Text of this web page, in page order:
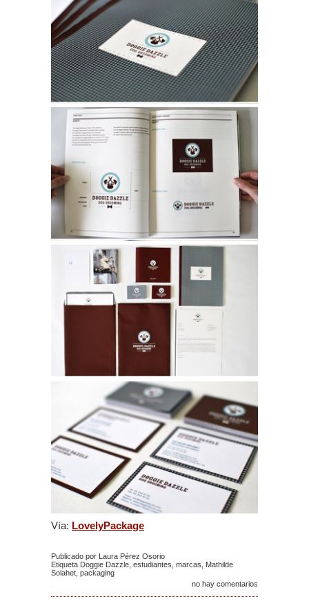
Vía: LovelyPackage
Publicado por Laura Pérez Osorio
Etiqueta Doggie Dazzle estudiantes marcas
Mathilde
Solahet packaging
no hay comentarios